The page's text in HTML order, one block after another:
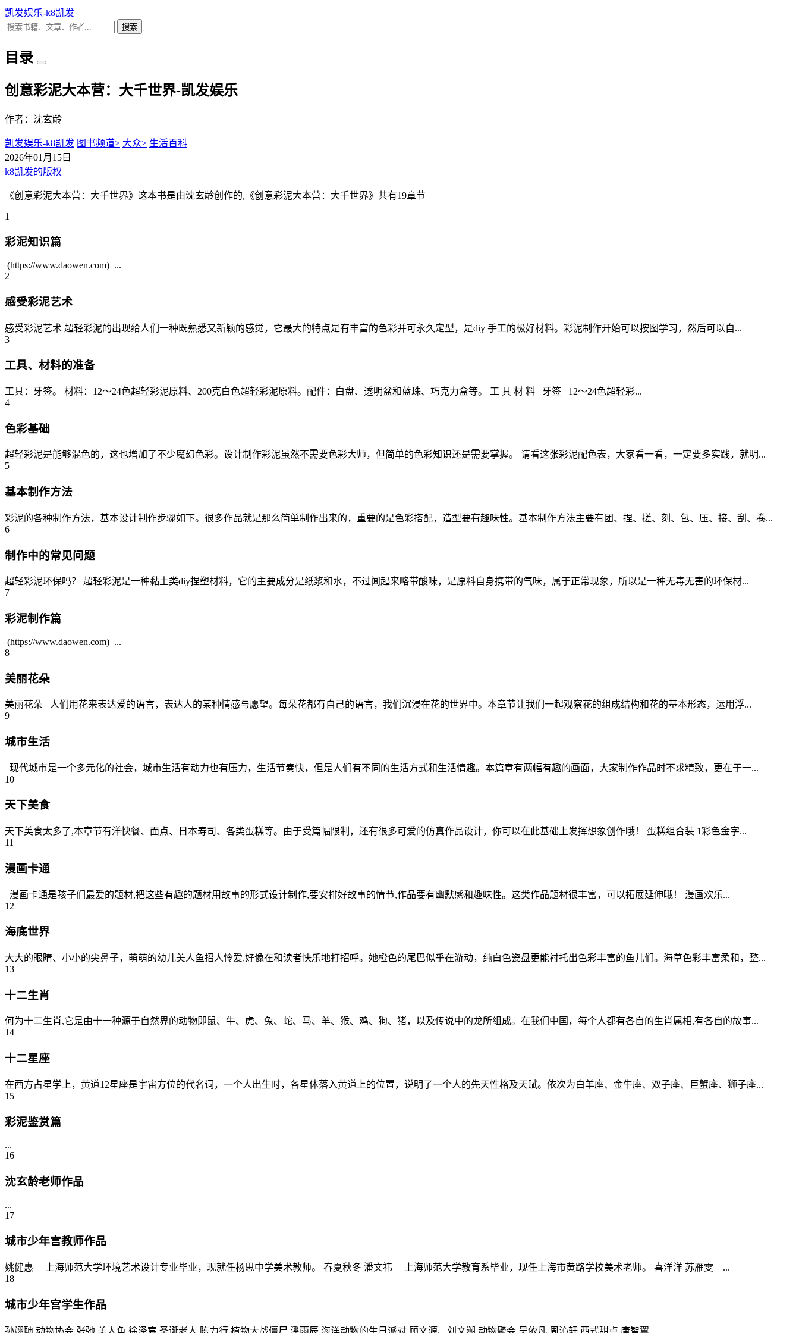
凯发娱乐-k8凯发
搜索
目录
创意彩泥大本营：大千世界-凯发娱乐
作者：沈玄龄
凯发娱乐-k8凯发 图书频道> 大众> 生活百科
2026年01月15日
k8凯发的版权
《创意彩泥大本营：大千世界》这本书是由沈玄龄创作的,《创意彩泥大本营：大千世界》共有19章节
1
彩泥知识篇
(https://www.daowen.com) ...
2
感受彩泥艺术
感受彩泥艺术 超轻彩泥的出现给人们一种既熟悉又新颖的感觉，它最大的特点是有丰富的色彩并可永久定型，是diy 手工的极好材料。彩泥制作开始可以按图学习，然后可以自...
3
工具、材料的准备
工具：牙签。 材料：12～24色超轻彩泥原料、200克白色超轻彩泥原料。配件：白盘、透明盆和蓝珠、巧克力盒等。 工 具 材 料 牙签 12～24色超轻彩...
4
色彩基础
超轻彩泥是能够混色的，这也增加了不少魔幻色彩。设计制作彩泥虽然不需要色彩大师，但简单的色彩知识还是需要掌握。 请看这张彩泥配色表，大家看一看，一定要多实践，就明...
5
基本制作方法
彩泥的各种制作方法，基本设计制作步骤如下。很多作品就是那么简单制作出来的，重要的是色彩搭配，造型要有趣味性。基本制作方法主要有团、捏、搓、刻、包、压、接、刮、卷...
6
制作中的常见问题
超轻彩泥环保吗？ 超轻彩泥是一种黏土类diy捏塑材料，它的主要成分是纸浆和水，不过闻起来略带酸味，是原料自身携带的气味，属于正常现象，所以是一种无毒无害的环保材...
7
彩泥制作篇
(https://www.daowen.com) ...
8
美丽花朵
美丽花朵 人们用花来表达爱的语言，表达人的某种情感与愿望。每朵花都有自己的语言，我们沉浸在花的世界中。本章节让我们一起观察花的组成结构和花的基本形态，运用浮...
9
城市生活
现代城市是一个多元化的社会，城市生活有动力也有压力，生活节奏快，但是人们有不同的生活方式和生活情趣。本篇章有两幅有趣的画面，大家制作作品时不求精致，更在于一...
10
天下美食
天下美食太多了,本章节有洋快餐、面点、日本寿司、各类蛋糕等。由于受篇幅限制，还有很多可爱的仿真作品设计，你可以在此基础上发挥想象创作哦！ 蛋糕组合装 1彩色金字...
11
漫画卡通
漫画卡通是孩子们最爱的题材,把这些有趣的题材用故事的形式设计制作,要安排好故事的情节,作品要有幽默感和趣味性。这类作品题材很丰富，可以拓展延伸哦！ 漫画欢乐...
12
海底世界
大大的眼睛、小小的尖鼻子，萌萌的幼儿美人鱼招人怜爱,好像在和读者快乐地打招呼。她橙色的尾巴似乎在游动，纯白色瓷盘更能衬托出色彩丰富的鱼儿们。海草色彩丰富柔和，整...
13
十二生肖
何为十二生肖,它是由十一种源于自然界的动物即鼠、牛、虎、兔、蛇、马、羊、猴、鸡、狗、猪，以及传说中的龙所组成。在我们中国，每个人都有各自的生肖属相,有各自的故事...
14
十二星座
在西方占星学上，黄道12星座是宇宙方位的代名词，一个人出生时，各星体落入黄道上的位置，说明了一个人的先天性格及天赋。依次为白羊座、金牛座、双子座、巨蟹座、狮子座...
15
彩泥鉴赏篇
...
16
沈玄龄老师作品
...
17
城市少年宫教师作品
姚健惠 上海师范大学环境艺术设计专业毕业，现就任杨思中学美术教师。 春夏秋冬 潘文祎 上海师范大学教育系毕业，现任上海市黄路学校美术老师。 喜洋洋 苏雁雯 ...
18
城市少年宫学生作品
孙翊聃 动物协会 张弛 美人鱼 徐泽宸 圣诞老人 陈力行 植物大战僵尸 潘雨辰 海洋动物的生日派对 顾文源、刘文溯 动物聚会 吴依凡 周沁轩 西式甜点 唐智翼 ...